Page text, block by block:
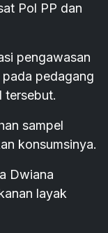
Pol PP dan
pengawasan
pedagang
tersebut.
sampel
konsumsinya.
Dwiana
layak